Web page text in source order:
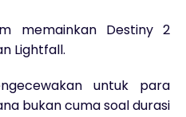
memainkan Destiny 2
Lightfall.
untuk para
bukan cuma soal durasi